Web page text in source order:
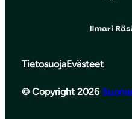
TietosuojaEvästeet
© Copyright 2026